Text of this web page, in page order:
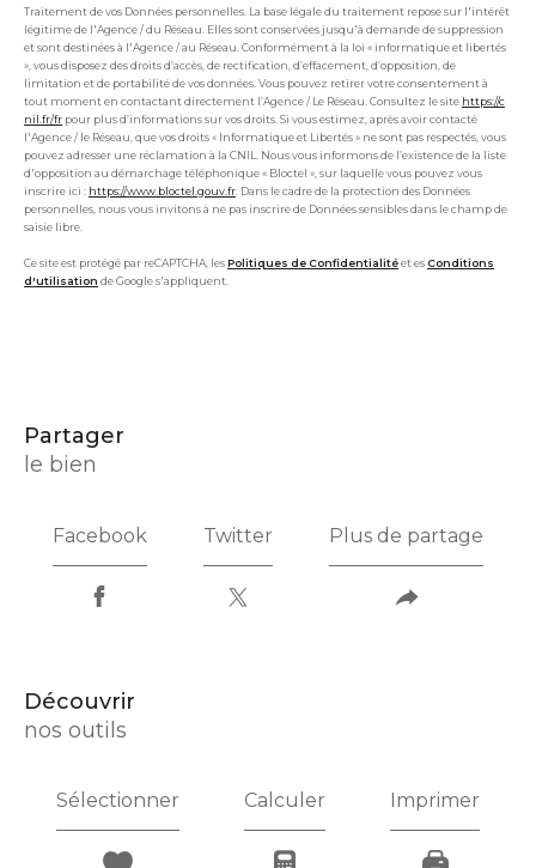
Traitement de vos Données personnelles. La base légale du traitement repose sur l'intérêt
légitime de l'Agence / du Réseau. Elles sont conservées jusqu'à demande de suppression
et sont destinées à l'Agence / au Réseau. Conformément à la loi « informatique et libertés
», vous disposez des droits d’accès, de rectification, d’effacement, d’opposition, de
limitation et de portabilité de vos données. Vous pouvez retirer votre consentement à
tout moment en contactant directement l’Agence / Le Réseau. Consultez le site https://c
nil.fr/fr pour plus d’informations sur vos droits. Si vous estimez, après avoir contacté
l'Agence / le Réseau, que vos droits « Informatique et Libertés » ne sont pas respectés, vous
pouvez adresser une réclamation à la CNIL. Nous vous informons de l’existence de la liste
d'opposition au démarchage téléphonique « Bloctel », sur laquelle vous pouvez vous
inscrire ici : https://www.bloctel.gouv.fr . Dans le cadre de la protection des Données
personnelles, nous vous invitons à ne pas inscrire de Données sensibles dans le champ de
saisie libre.
Ce site est protégé par reCAPTCHA, lesPolitiques de Confidentialitéet es Conditions
d'utilisation de Google s'appliquent.
partager
le bien
Facebook Twitter Plus de partage
découvrir
nos outils
Sélectionner Calculer Imprimer